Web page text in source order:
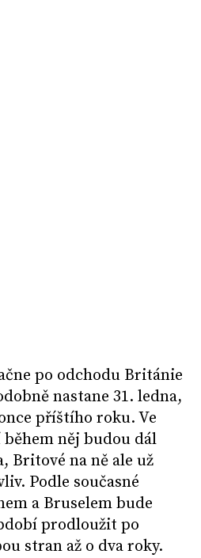
po odchodu Británie
nastane 31. ledna,
příštího roku. Ve
něj budou dál
na ně ale už
Podle současné
a Bruselem bude
prodloužit po
stran až o dva roky.